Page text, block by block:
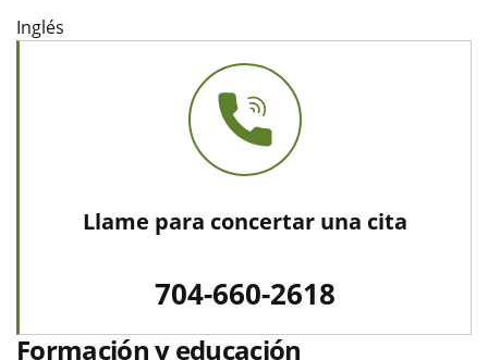
Inglés
Llame para concertar una cita
704-660-2618
Formación y educación